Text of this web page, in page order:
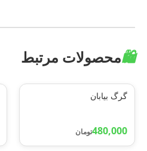
🛍️محصولات مرتبط
گرگ بیابان
480,000تومان